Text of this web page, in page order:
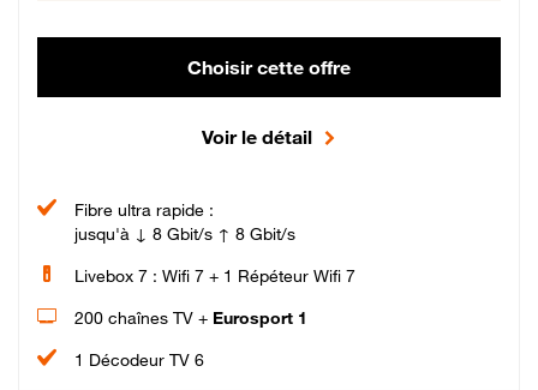
Choisir cette offre
Voir le détail
Fibre ultra rapide :
jusqu'à ↓ 8 Gbit/s ↑ 8 Gbit/s
Livebox 7 : Wifi 7 + 1 Répéteur Wifi 7
200 chaînes TV + Eurosport 1
1 Décodeur TV 6